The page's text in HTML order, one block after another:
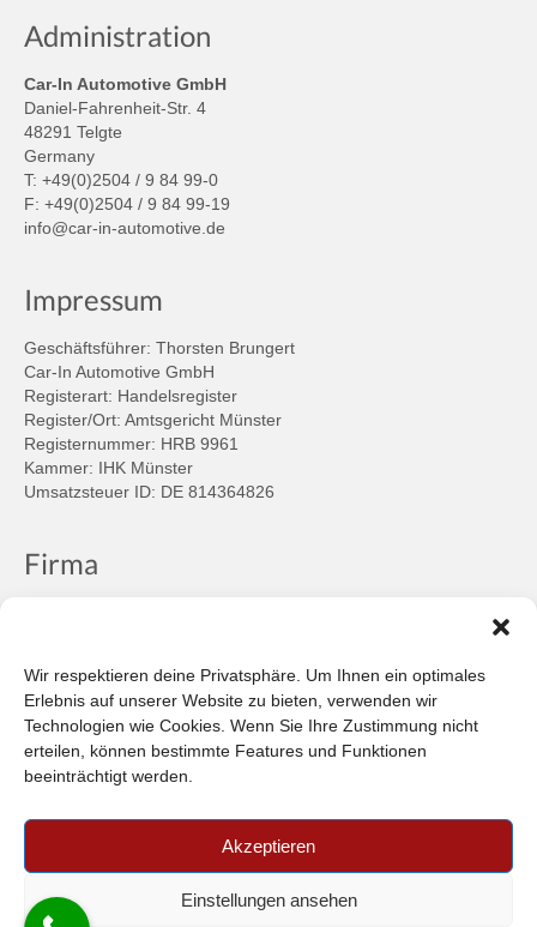
Wir respektieren deine Privatsphäre. Um Ihnen ein optimales
Erlebnis auf unserer Website zu bieten, verwenden wir
Technologien wie Cookies. Wenn Sie Ihre Zustimmung nicht
erteilen, können bestimmte Features und Funktionen
beeinträchtigt werden.
Akzeptieren
Einstellungen ansehen
Administration
Car-In Automotive GmbH
Daniel-Fahrenheit-Str. 4
48291 Telgte
Germany
T: +49(0)2504 / 9 84 99-0
F: +49(0)2504 / 9 84 99-19
info@car-in-automotive.de
Impressum
Geschäftsführer: Thorsten Brungert
Car-In Automotive GmbH
Registerart: Handelsregister
Register/Ort: Amtsgericht Münster
Registernummer: HRB 9961
Kammer: IHK Münster
Umsatzsteuer ID: DE 814364826
Firma
Über uns
Informationen
Plattform der EU-Kommission zur Online-Streitbeilegung
Unsere AGB (PDF)